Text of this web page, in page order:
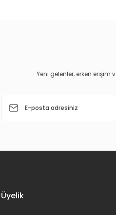
Yeni gelenler, erken
Üyelik